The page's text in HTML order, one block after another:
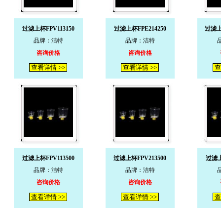
过滤上杯FPV113150
品牌：洁特
咨询价格
查看详情 >>
过滤上杯FPE214250
品牌：洁特
咨询价格
查看详情 >>
过滤
过滤上杯FPV113500
品牌：洁特
咨询价格
查看详情 >>
过滤上杯FPV213500
品牌：洁特
咨询价格
查看详情 >>
过滤